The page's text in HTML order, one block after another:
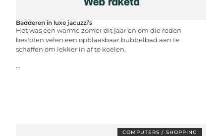
Badderen in luxe jacuzzi’s
Het was een warme zomer dit jaar en om die reden
besloten velen een opblaasbaar bubbelbad aan te
schaffen om lekker in af te koelen.
...
COMPUTERS / SHOPPING